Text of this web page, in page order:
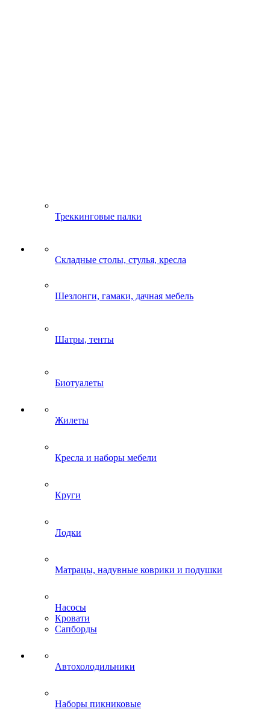
Треккинговые палки
Складные столы, стулья, кресла
Шезлонги, гамаки, дачная мебель
Шатры, тенты
Биотуалеты
Жилеты
Кресла и наборы мебели
Круги
Лодки
Матрацы, надувные коврики и подушки
Насосы
Кровати
Сапборды
Автохолодильники
Наборы пикниковые